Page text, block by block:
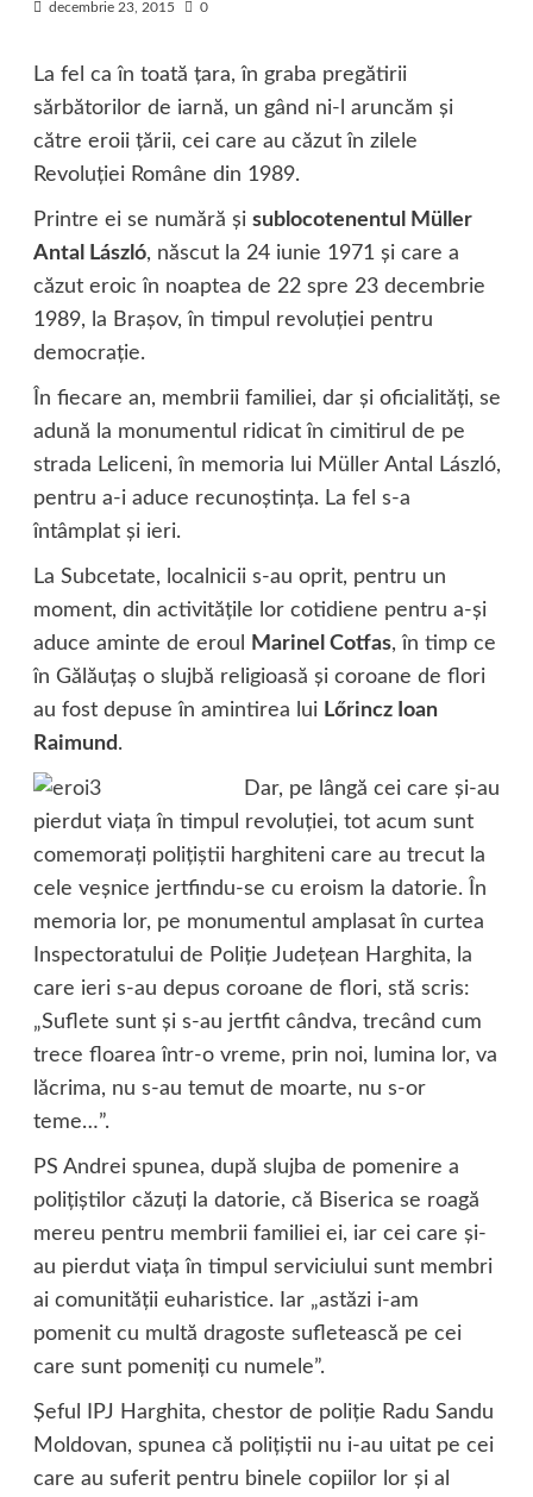
decembrie 23, 2015 0
La fel ca în toată ţara, în graba pregătirii
sărbătorilor de iarnă, un gând ni-l aruncăm şi
către eroii ţării, cei care au căzut în zilele
Revoluţiei Române din 1989.
Printre ei se numără şi sublocotenentul Müller
Antal László, născut la 24 iunie 1971 şi care a
căzut eroic în noaptea de 22 spre 23 decembrie
1989, la Braşov, în timpul revoluţiei pentru
democraţie.
În fiecare an, membrii familiei, dar şi oficialităţi, se
adună la monumentul ridicat în cimitirul de pe
strada Leliceni, în memoria lui Müller Antal László,
pentru a-i aduce recunoştinţa. La fel s-a
întâmplat şi ieri.
La Subcetate, localnicii s-au oprit, pentru un
moment, din activităţile lor cotidiene pentru a-şi
aduce aminte de eroul
Marinel Cotfas, în timp ce
în Gălăuţaş o slujbă religioasă şi coroane de flori
au fost depuse în amintirea lui Lőrincz Ioan
Raimund.
Dar, pe lângă cei care şi-au
pierdut viaţa în timpul revoluţiei, tot acum sunt
comemoraţi poliţiştii harghiteni care au trecut la
cele veşnice jertfindu-se cu eroism la datorie. În
memoria lor, pe monumentul amplasat în curtea
Inspectoratului de Poliţie Judeţean Harghita, la
care ieri s-au depus coroane de flori, stă scris:
„Suflete sunt şi s-au jertfit cândva, trecând cum
trece floarea într-o vreme, prin noi, lumina lor, va
lăcrima, nu s-au temut de moarte, nu s-or
teme…”.
PS Andrei spunea, după slujba de pomenire a
poliţiştilor căzuţi la datorie, că Biserica se roagă
mereu pentru membrii familiei ei, iar cei care şi-
au pierdut viaţa în timpul serviciului sunt membri
ai comunităţii euharistice. Iar „astăzi i-am
pomenit cu multă dragoste sufletească pe cei
care sunt pomeniţi cu numele”.
Şeful IPJ Harghita, chestor de poliţie Radu Sandu
Moldovan, spunea că poliţiştii nu i-au uitat pe cei
care au suferit pentru binele copiilor lor şi al